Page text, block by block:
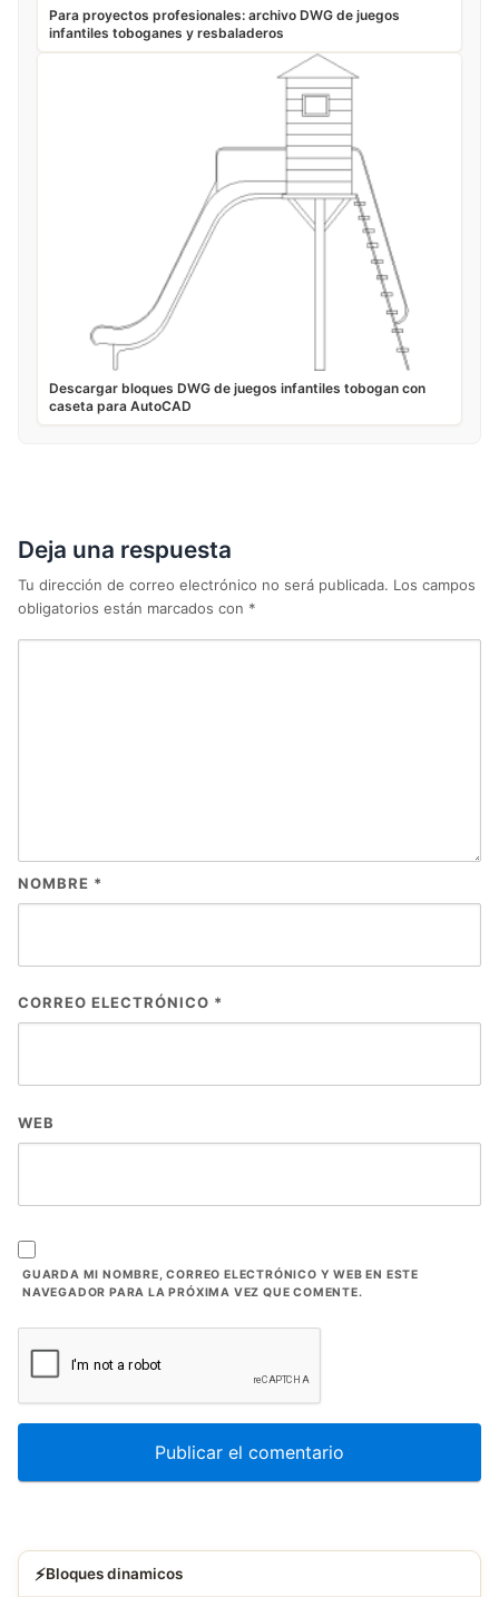
Para proyectos profesionales: archivo DWG de juegos
infantiles toboganes y resbaladeros
Descargar bloques DWG de juegos infantiles tobogan con
caseta para AutoCAD
Deja una respuesta
Tu dirección de correo electrónico no será publicada. Los campos
obligatorios están marcados con *
NOMBRE *
CORREO ELECTRÓNICO *
WEB
GUARDA MI NOMBRE, CORREO ELECTRÓNICO Y WEB EN ESTE
NAVEGADOR PARA LA PRÓXIMA VEZ QUE COMENTE.
⚡Bloques dinamicos